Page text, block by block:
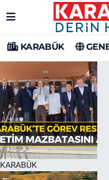
KARABÜK
KARABÜK
Karabük Hava
Karabük Trafik
Süper Lig Puan
Tüm Manşetler
Son Dakika Haberleri